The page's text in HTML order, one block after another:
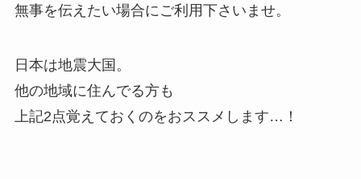
無事を伝えたい場合にご利用下さいませ。
日本は地震大国。
他の地域に住んでる方も
上記2点覚えておくのをおススメします…！